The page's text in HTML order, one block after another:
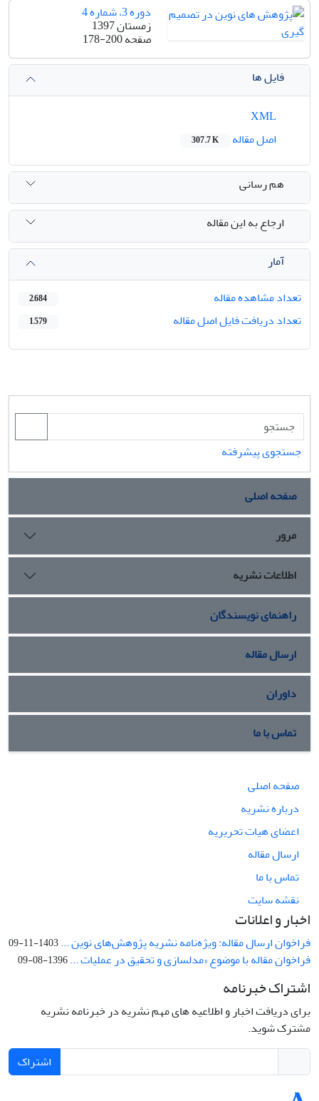
دوره 3، شماره 4
زمستان 1397
صفحه178-200
فایل ها
اصل مقاله
307.7 K
هم رسانی
ارجاع به این مقاله
آمار
تعداد مشاهده مقاله
2,684
تعداد دریافت فایل اصل مقاله 1,579
جستجوی پیشرفته
صفحه اصلی
مرور
اطلاعات نشریه
راهنمای نویسندگان
ارسال مقاله
داوران
تماس با ما
صفحه اصلی
درباره نشریه
اعضای هیات تحریریه
ارسال مقاله
تماس با ما
نقشه سایت
اخبار و اعلانات
فراخوان ارسال مقاله: ویژه‌نامه نشریه پژوهش‌های نوین ...1403-11-09
فراخوان مقاله با موضوع «مدلسازی و تحقیق در عملیات ...1396-08-09
اشتراک خبرنامه
برای دریافت اخبار و اطلاعیه های مهم نشریه در خبرنامه نشریه
مشترک شوید.
اشتراک